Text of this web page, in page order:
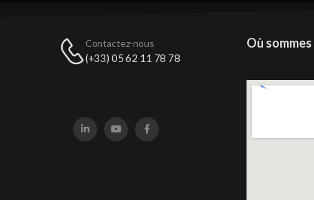
Contactez-nous
(+33) 05 62 11 78 78
Où